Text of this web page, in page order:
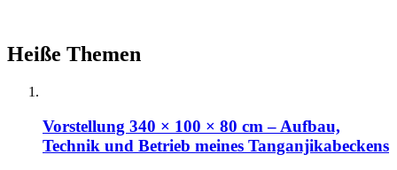
Heiße Themen
Vorstellung 340 × 100 × 80 cm – Aufbau,
Technik und Betrieb meines Tanganjikabeckens